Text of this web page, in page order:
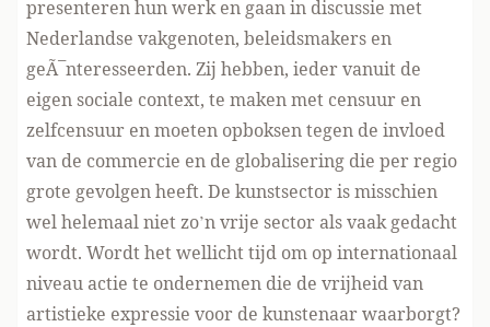
presenteren hun werk en gaan in discussie met
Nederlandse vakgenoten, beleidsmakers en
geÃ¯nteresseerden. Zij hebben, ieder vanuit de
eigen sociale context, te maken met censuur en
zelfcensuur en moeten opboksen tegen de invloed
van de commercie en de globalisering die per regio
grote gevolgen heeft. De kunstsector is misschien
wel helemaal niet zo’n vrije sector als vaak gedacht
wordt. Wordt het wellicht tijd om op internationaal
niveau actie te ondernemen die de vrijheid van
artistieke expressie voor de kunstenaar waarborgt?